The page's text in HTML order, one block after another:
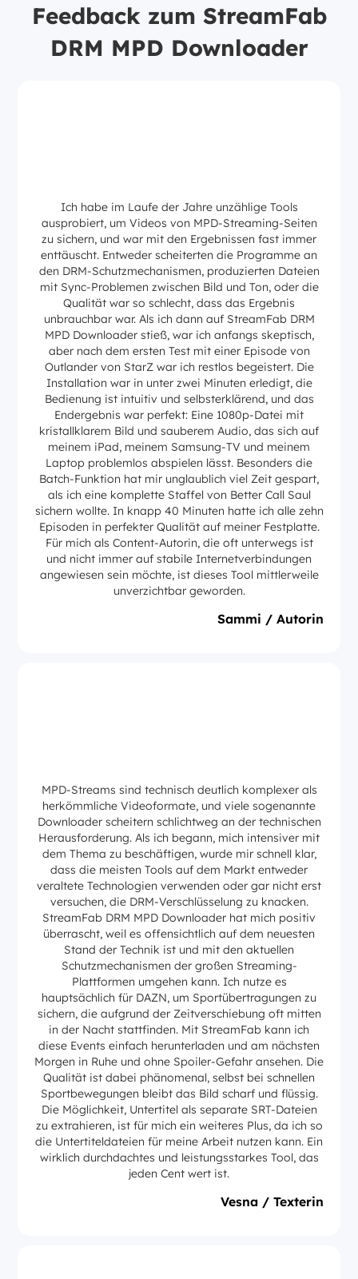
Feedback zum StreamFab
DRM MPD Downloader
Ich habe im Laufe der Jahre unzählige Tools
ausprobiert, um Videos von MPD-Streaming-Seiten
zu sichern, und war mit den Ergebnissen fast immer
enttäuscht. Entweder scheiterten die Programme an
den DRM-Schutzmechanismen, produzierten Dateien
mit Sync-Problemen zwischen Bild und Ton, oder die
Qualität war so schlecht, dass das Ergebnis
unbrauchbar war. Als ich dann auf StreamFab DRM
MPD Downloader stieß, war ich anfangs skeptisch,
aber nach dem ersten Test mit einer Episode von
Outlander von StarZ war ich restlos begeistert. Die
Installation war in unter zwei Minuten erledigt, die
Bedienung ist intuitiv und selbsterklärend, und das
Endergebnis war perfekt: Eine 1080p-Datei mit
kristallklarem Bild und sauberem Audio, das sich auf
meinem iPad, meinem Samsung-TV und meinem
Laptop problemlos abspielen lässt. Besonders die
Batch-Funktion hat mir unglaublich viel Zeit gespart,
als ich eine komplette Staffel von Better Call Saul
sichern wollte. In knapp 40 Minuten hatte ich alle zehn
Episoden in perfekter Qualität auf meiner Festplatte.
Für mich als Content-Autorin, die oft unterwegs ist
und nicht immer auf stabile Internetverbindungen
angewiesen sein möchte, ist dieses Tool mittlerweile
unverzichtbar geworden.
Sammi / Autorin
MPD-Streams sind technisch deutlich komplexer als
herkömmliche Videoformate, und viele sogenannte
Downloader scheitern schlichtweg an der technischen
Herausforderung. Als ich begann, mich intensiver mit
dem Thema zu beschäftigen, wurde mir schnell klar,
dass die meisten Tools auf dem Markt entweder
veraltete Technologien verwenden oder gar nicht erst
versuchen, die DRM-Verschlüsselung zu knacken.
StreamFab DRM MPD Downloader hat mich positiv
überrascht, weil es offensichtlich auf dem neuesten
Stand der Technik ist und mit den aktuellen
Schutzmechanismen der großen Streaming-
Plattformen umgehen kann. Ich nutze es
hauptsächlich für DAZN, um Sportübertragungen zu
sichern, die aufgrund der Zeitverschiebung oft mitten
in der Nacht stattfinden. Mit StreamFab kann ich
diese Events einfach herunterladen und am nächsten
Morgen in Ruhe und ohne Spoiler-Gefahr ansehen. Die
Qualität ist dabei phänomenal, selbst bei schnellen
Sportbewegungen bleibt das Bild scharf und flüssig.
Die Möglichkeit, Untertitel als separate SRT-Dateien
zu extrahieren, ist für mich ein weiteres Plus, da ich so
die Untertiteldateien für meine Arbeit nutzen kann. Ein
wirklich durchdachtes und leistungsstarkes Tool, das
jeden Cent wert ist.
Vesna / Texterin